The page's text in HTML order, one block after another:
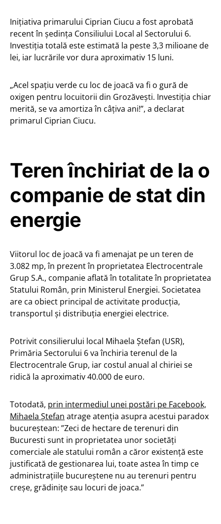
Inițiativa primarului Ciprian Ciucu a fost aprobată
recent în ședința Consiliului Local al Sectorului 6.
Investiția totală este estimată la peste 3,3 milioane de
lei, iar lucrările vor dura aproximativ 15 luni.
„Acel spațiu verde cu loc de joacă va fi o gură de
oxigen pentru locuitorii din Grozăvești. Investiția chiar
merită, se va amortiza în câțiva ani!”, a declarat
primarul Ciprian Ciucu.
Teren închiriat de la o
companie de stat din
energie
Viitorul loc de joacă va fi amenajat pe un teren de
3.082 mp, în prezent în proprietatea Electrocentrale
Grup S.A., companie aflată în totalitate în proprietatea
Statului Român, prin Ministerul Energiei. Societatea
are ca obiect principal de activitate producția,
transportul și distribuția energiei electrice.
Potrivit consilierului local Mihaela Ștefan (USR),
Primăria Sectorului 6 va închiria terenul de la
Electrocentrale Grup, iar costul anual al chiriei se
ridică la aproximativ 40.000 de euro.
Totodată, prin intermediul unei postări pe Facebook,
Mihaela Ștefan atrage atenția asupra acestui paradox
bucureștean: ”Zeci de hectare de terenuri din
Bucuresti sunt in proprietatea unor societăți
comerciale ale statului român a căror existență este
justificată de gestionarea lui, toate astea în timp ce
administrațiile bucureștene nu au terenuri pentru
creșe, grădinițe sau locuri de joaca.”